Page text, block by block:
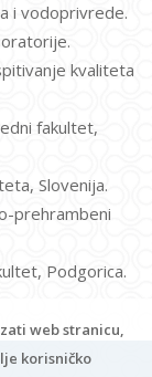
web stranicu,
korisničko
i vodoprivrede.
kvaliteta
fakultet,
Slovenija.
prehrambeni
Podgorica.